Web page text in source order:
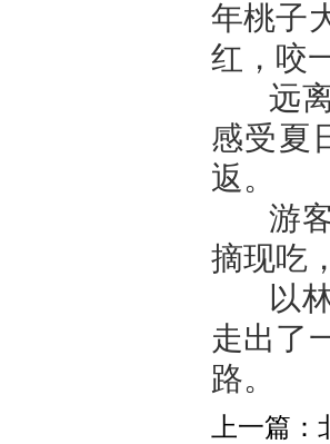
年桃子
红，咬
远离
感受夏
返。
游客
摘现吃
以林
走出了
路。
上一篇：